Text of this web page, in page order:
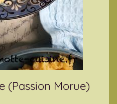
(Passion Morue)